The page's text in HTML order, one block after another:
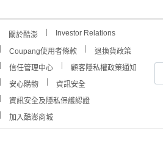
關於酷澎 Investor Relations
Coupang使用者條款
退換貨政策
信任管理中心
顧客隱私權政策通知
安心購物
資訊安全
資訊安全及隱私保護認證
加入酷澎商城